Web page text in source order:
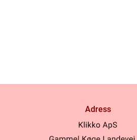
Adress